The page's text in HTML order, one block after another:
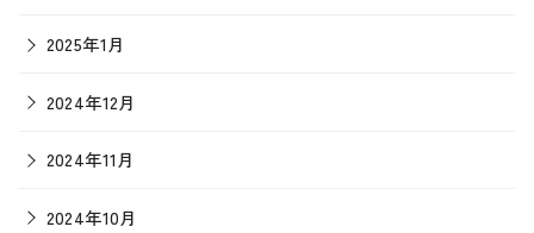
2025年1月
2024年12月
2024年11月
2024年10月